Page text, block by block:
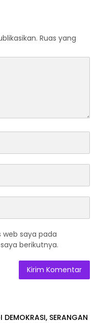
Ruas yang
saya pada
berikutnya.
DEMOKRASI, SERANGAN